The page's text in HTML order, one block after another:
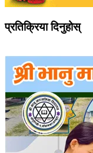
प्रतिक्रिया दिनुहोस्